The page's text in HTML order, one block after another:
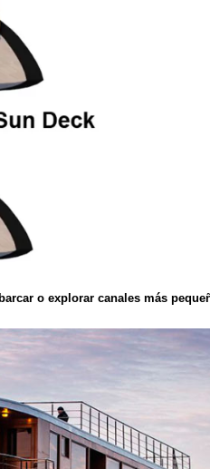
o explorar canales más